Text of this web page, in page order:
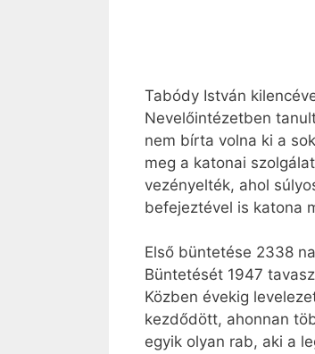
Tabódy István
Nevelőintézetben
nem bírta volna ki a
meg a katonai
vezényelték, ahol
befejeztével is katona
Első büntetése 2338
Büntetését 1947
Közben évekig
kezdődött, ahonnan
egyik olyan rab, aki a